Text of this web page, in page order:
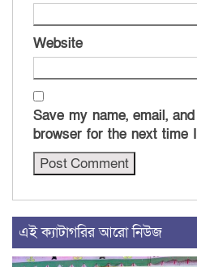
Website
Save my name, email,
browser for the next time
এই ক্যাটাগরির আরো নিউজ